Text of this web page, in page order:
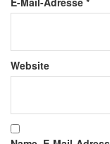
Website